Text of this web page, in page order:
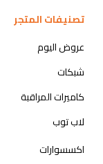
تصنيفات المتجر
عروض اليوم
شبكات
كاميرات المراقبة
لاب توب
اكسسوارات